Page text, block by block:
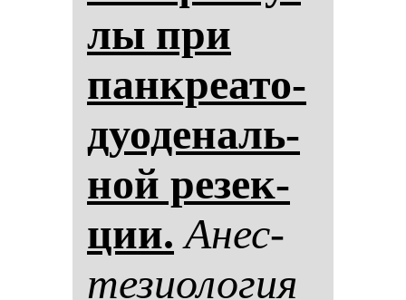
лы при
пан­кре­ато­
ду­оде­наль­
ной ре­зек­
ции. Анес­
те­зи­оло­гия